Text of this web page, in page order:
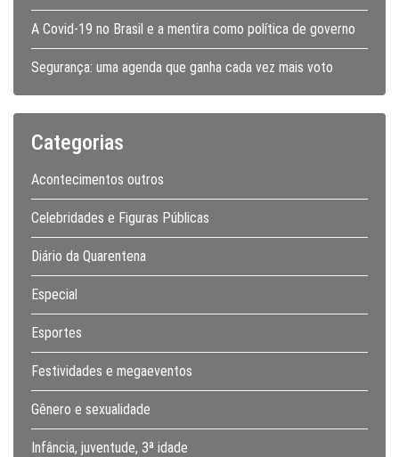
A Covid-19 no Brasil e a mentira como política de governo
Segurança: uma agenda que ganha cada vez mais voto
Categorias
Acontecimentos outros
Celebridades e Figuras Públicas
Diário da Quarentena
Especial
Esportes
Festividades e megaeventos
Gênero e sexualidade
Infância, juventude, 3ª idade